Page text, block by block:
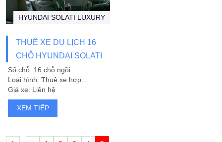
THUÊ XE DU LỊCH 16
CHỖ HYUNDAI SOLATI
HYUNDAI SOLATI LUXURY
Số chỗ: 16 chỗ ngồi
Loại hình: Thuê xe hợp...
Giá xe: Liên hệ
XEM TIẾP